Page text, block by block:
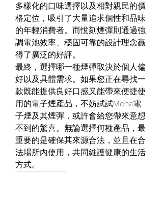
多樣化的口味選擇以及相對親民的價
格定位，吸引了大量追求個性和品味
的年輕消費者。而悅刻煙彈則通過強
調電池效率、穩固可靠的設計理念贏
得了廣泛的好評。
最終，選擇哪一種煙彈取決於個人偏
好以及具體需求。如果您正在尋找一
款既能提供良好口感又能帶來便捷使
用的電子煙產品，不妨試試Meha電
子煙及其煙彈，或許會給您帶來意想
不到的驚喜。無論選擇何種產品，最
重要的是確保其來源合法，並且在合
法場所內使用，共同維護健康的生活
方式。